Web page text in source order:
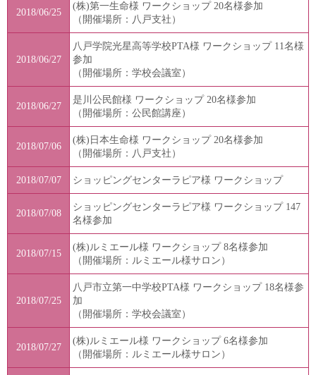
2018/06/25
(株)第一生命様 ワークショップ 20名様参加
（開催場所：八戸支社）
2018/06/27
八戸学院光星高等学校PTA様 ワークショップ 11名様
参加
（開催場所：学校会議室）
2018/06/27
是川公民館様 ワークショップ 20名様参加
（開催場所：公民館講座）
2018/07/06
(株)日本生命様 ワークショップ 20名様参加
（開催場所：八戸支社）
2018/07/07 ショッピングセンターラピア様 ワークショップ
2018/07/08
ショッピングセンターラピア様 ワークショップ 147
名様参加
2018/07/15
(株)ルミエール様 ワークショップ 8名様参加
（開催場所：ルミエール様サロン）
2018/07/25
八戸市立第一中学校PTA様 ワークショップ 18名様参
加
（開催場所：学校会議室）
2018/07/27
(株)ルミエール様 ワークショップ 6名様参加
（開催場所：ルミエール様サロン）